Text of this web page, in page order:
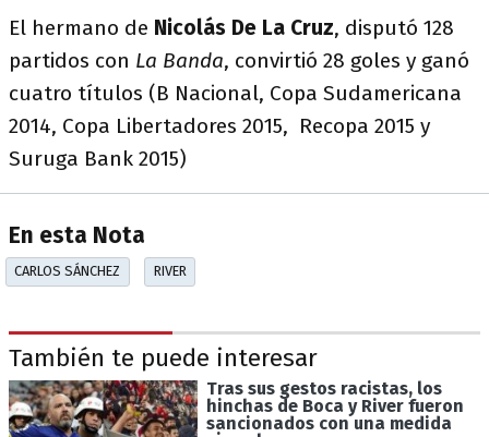
El hermano de Nicolás De La Cruz, disputó 128
partidos con La Banda, convirtió 28 goles y ganó
cuatro títulos (B Nacional, Copa Sudamericana
2014, Copa Libertadores 2015, Recopa 2015 y
Suruga Bank 2015)
En esta Nota
CARLOS SÁNCHEZ RIVER
También te puede interesar
Tras sus gestos racistas, los
hinchas de Boca y River fueron
sancionados con una medida